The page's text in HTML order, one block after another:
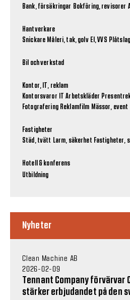
Bank, försäkringar Bokföring, revisorer
Hantverkare
Snickare Måleri, tak, golv El, VVS
Bil och verkstad
Kontor, IT, reklam
Kontorsvaror IT Arbetskläder
Fotografering Reklamfilm Mässor, event
Fastigheter
Städ, tvätt Larm, säkerhet Fastigheter,
Hotell & konferens
Utbildning
Nyheter
Clean Machine AB
2026-02-09
Tennant Company förvärvar
stärker erbjudandet på den